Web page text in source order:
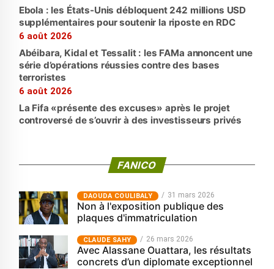
Ebola : les États-Unis débloquent 242 millions USD
supplémentaires pour soutenir la riposte en RDC
6 août 2026
Abéibara, Kidal et Tessalit : les FAMa annoncent une
série d’opérations réussies contre des bases
terroristes
6 août 2026
La Fifa «présente des excuses» après le projet
controversé de s’ouvrir à des investisseurs privés
FANICO
‎DAOUDA COULIBALY 31 mars 2026
Non à l'exposition publique des
plaques d'immatriculation
CLAUDE SAHY 26 mars 2026
Avec Alassane Ouattara, les résultats
concrets d’un diplomate exceptionnel